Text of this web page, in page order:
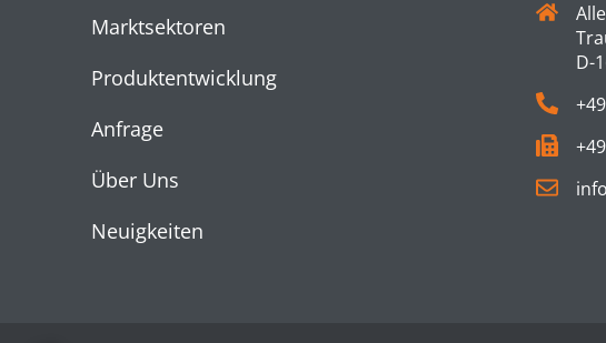
Marktsektoren
Produktentwicklung
Anfrage
Über Uns
Neuigkeiten
D-